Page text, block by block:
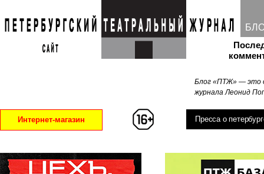
Блог «ПТЖ» — это
журнала Леонид
Интернет-магазин Пресса о